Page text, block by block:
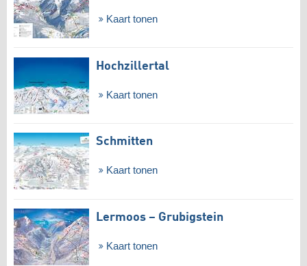
Kaart tonen
Hochzillertal
Kaart tonen
Schmitten
Kaart tonen
Lermoos – Grubigstein
Kaart tonen